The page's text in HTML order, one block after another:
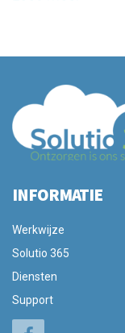
INFORMATIE
Werkwijze
Solutio 365
Diensten
Support